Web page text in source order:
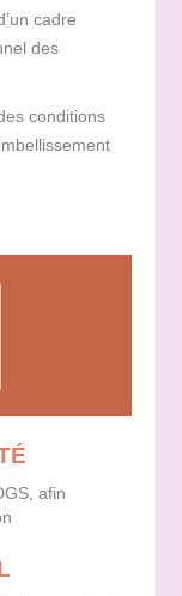
cadre
des
conditions
afin